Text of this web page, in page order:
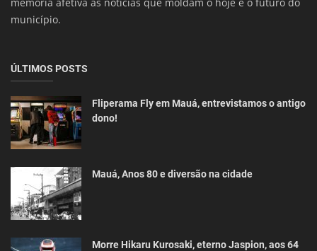
município.
ÚLTIMOS POSTS
Fliperama Fly em Mauá, entrevistamos o antigo
dono!
Mauá, Anos 80 e diversão na cidade
Morre Hikaru Kurosaki, eterno Jaspion, aos 64